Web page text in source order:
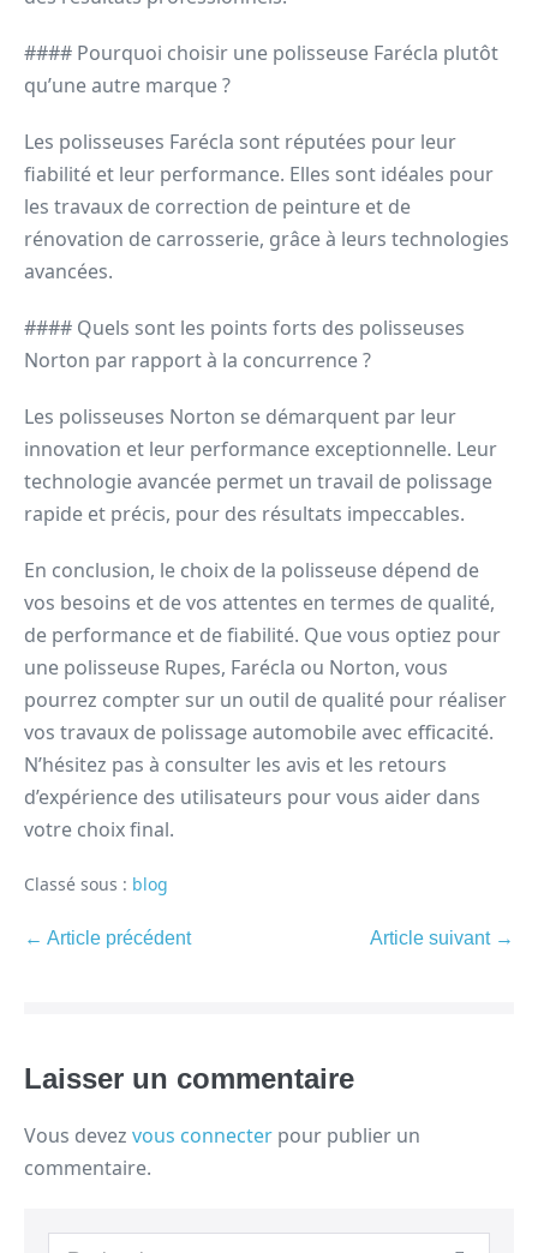
#### Pourquoi choisir une polisseuse Farécla plutôt
qu’une autre marque ?
Les polisseuses Farécla sont réputées pour leur
fiabilité et leur performance. Elles sont idéales pour
les travaux de correction de peinture et de
rénovation de carrosserie, grâce à leurs technologies
avancées.
#### Quels sont les points forts des polisseuses
Norton par rapport à la concurrence ?
Les polisseuses Norton se démarquent par leur
innovation et leur performance exceptionnelle. Leur
technologie avancée permet un travail de polissage
rapide et précis, pour des résultats impeccables.
En conclusion, le choix de la polisseuse dépend de
vos besoins et de vos attentes en termes de qualité,
de performance et de fiabilité. Que vous optiez pour
une polisseuse Rupes, Farécla ou Norton, vous
pourrez compter sur un outil de qualité pour réaliser
vos travaux de polissage automobile avec efficacité.
N’hésitez pas à consulter les avis et les retours
d’expérience des utilisateurs pour vous aider dans
votre choix final.
Classé sous : blog
← Article précédent Article suivant →
Laisser un commentaire
Vous devez vous connecter pour publier un
commentaire.